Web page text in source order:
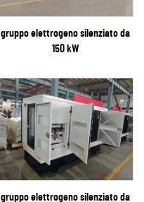
gruppo elettrogeno silenziato da
150 kW
gruppo elettrogeno silenziato da